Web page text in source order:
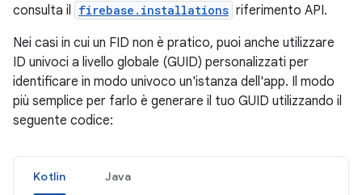
consulta il firebase.installations riferimento API.
Nei casi in cui un FID non è pratico, puoi anche utilizzare
ID univoci a livello globale (GUID) personalizzati per
identificare in modo univoco un'istanza dell'app. Il modo
più semplice per farlo è generare il tuo GUID utilizzando il
seguente codice:
Kotlin Java